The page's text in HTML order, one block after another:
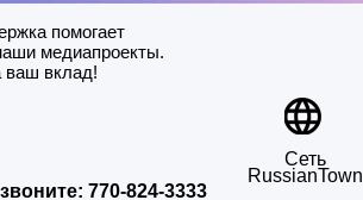
помогает
медиапроекты.
ваш вклад!
770-824-3333
Сеть
RussianTown